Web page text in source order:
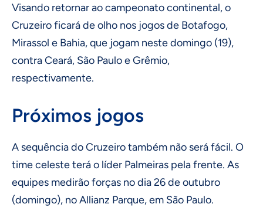
Visando retornar ao campeonato continental, o
Cruzeiro ficará de olho nos jogos de Botafogo,
Mirassol e Bahia, que jogam neste domingo (19),
contra Ceará, São Paulo e Grêmio,
respectivamente.
Próximos jogos
A sequência do Cruzeiro também não será fácil. O
time celeste terá o líder Palmeiras pela frente. As
equipes medirão forças no dia 26 de outubro
(domingo), no Allianz Parque, em São Paulo.